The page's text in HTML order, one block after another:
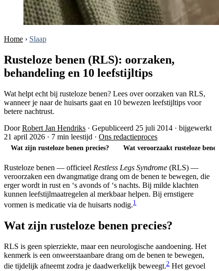
Home › Slaap
Rusteloze benen (RLS): oorzaken,
behandeling en 10 leefstijltips
Wat helpt echt bij rusteloze benen? Lees over oorzaken van RLS,
wanneer je naar de huisarts gaat en 10 bewezen leefstijltips voor
betere nachtrust.
DoorRobert Jan Hendriks · Gepubliceerd 25 juli 2014 · bijgewerkt
21 april 2026 · 7 min leestijd · Ons redactieproces
Wat zijn rusteloze benen precies? Wat veroorzaakt rusteloze
Rusteloze benen — officieel Restless Legs Syndrome (RLS) —
veroorzaken een dwangmatige drang om de benen te bewegen, die
erger wordt in rust en ‘s avonds of ‘s nachts. Bij milde klachten
kunnen leefstijlmaatregelen al merkbaar helpen. Bij ernstigere
vormen is medicatie via de huisarts nodig.1
Wat zijn rusteloze benen precies?
RLS is geen spierziekte, maar een neurologische aandoening. Het
kenmerk is een onweerstaanbare drang om de benen te bewegen,
die tijdelijk afneemt zodra je daadwerkelijk beweegt.2 Het gevoel